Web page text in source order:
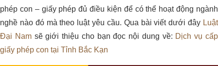
phép con – giấy phép đủ điều kiện để có thể hoạt động ngành
nghề nào đó mà theo luật yêu cầu. Qua bài viết dưới đây Luật
Đại Namsẽ giới thiệu cho bạn đọc nội dung về: Dịch vụ cấp
giấy phép con tại Tỉnh Bắc Kạn